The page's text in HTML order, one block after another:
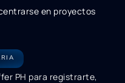
en proyectos
PH para registrarte,